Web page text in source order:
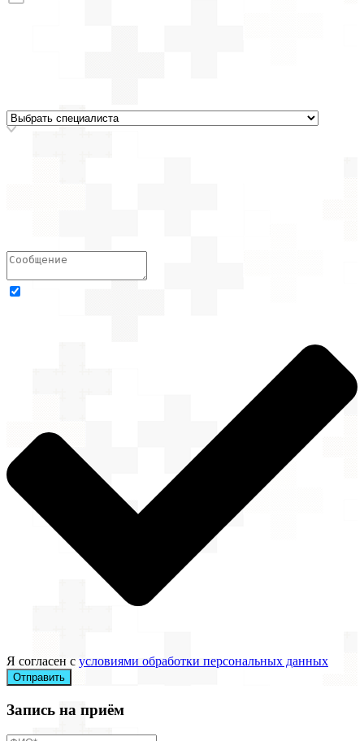
Я согласен с условиями обработки персональных данных
Отправить
Запись на приём